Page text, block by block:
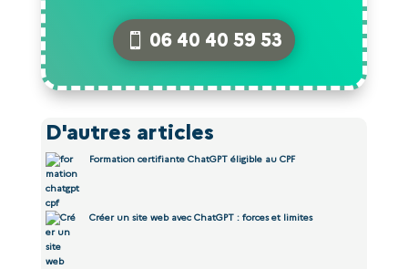
06 40 40 59 53
D'autres articles
Formation certifiante ChatGPT éligible au CPF
Créer un site web avec ChatGPT : forces et limites